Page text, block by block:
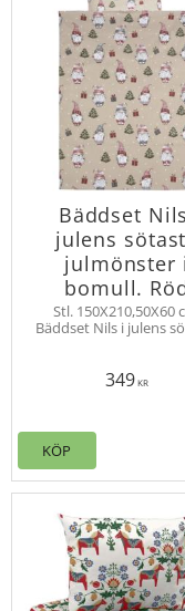
Bäddset
julens
julmönster i
bomull.
Stl. 150X210,50X60
Bäddset Nils i julens
perfekt för att skapa en
349KR
KÖP